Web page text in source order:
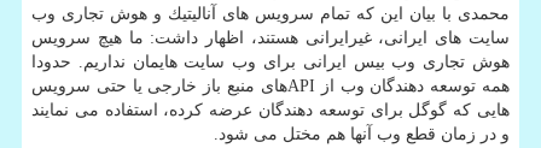
محمدی با بیان این كه تمام سرویس های آنالیتیك و هوش تجاری وب
سایت های ایرانی، غیرایرانی هستند، اظهار داشت: ما هیچ سرویس
هوش تجاری وب بیس ایرانی برای وب سایت هایمان نداریم. حدودا
همه توسعه دهندگان وب از APIهای منبع باز خارجی یا حتی سرویس
هایی كه گوگل برای توسعه دهندگان عرضه كرده، استفاده می نمایند
و در زمان قطع وب آنها هم مختل می شود.